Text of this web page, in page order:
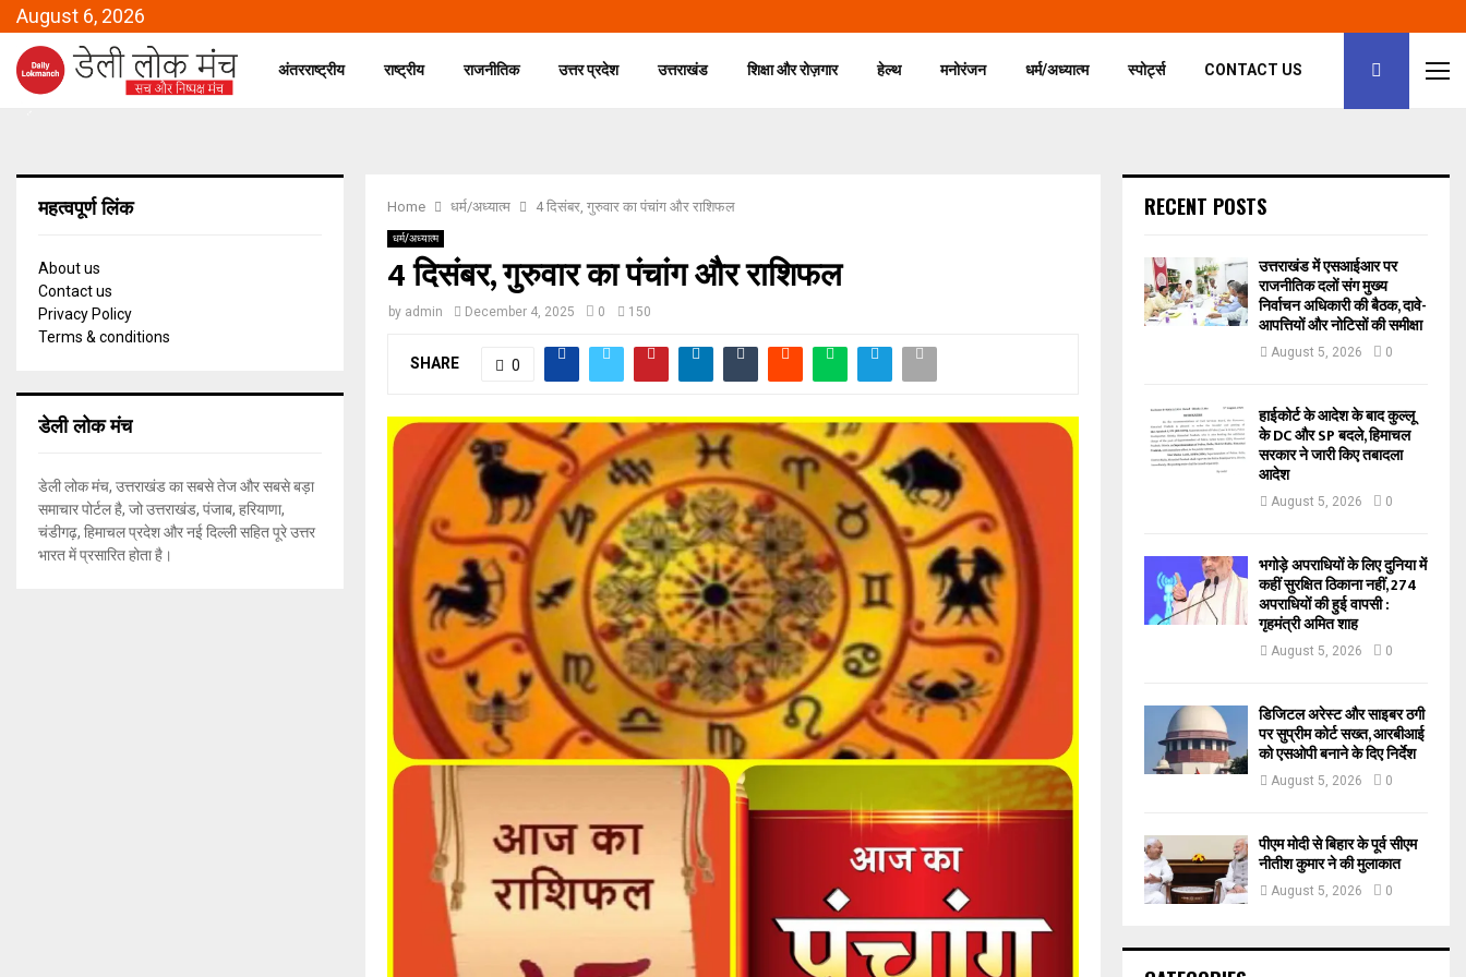
August 6, 2026
अंतरराष्ट्रीय राष्ट्रीय राजनीतिक उत्तर प्रदेश उत्तराखंड शिक्षा और रोज़गार हेल्थ मनोरंजन धर्म/अध्यात्म स्पोर्ट्स CONTACT US
Home धर्म/अध्यात्म 4 दिसंबर, गुरुवार का पंचांग और राशिफल
धर्म/अध्यात्म
4 दिसंबर, गुरुवार का पंचांग और राशिफल
by admin December 4, 2025 0 150
SHARE 0
महत्वपूर्ण लिंक
About us
Contact us
Privacy Policy
Terms & conditions
डेली लोक मंच
डेली लोक मंच, उत्तराखंड का सबसे तेज और सबसे बड़ा
समाचार पोर्टल है, जो उत्तराखंड, पंजाब, हरियाणा,
चंडीगढ़, हिमाचल प्रदेश और नई दिल्ली सहित पूरे उत्तर
भारत में प्रसारित होता है।
RECENT POSTS
उत्तराखंड में एसआईआर पर
राजनीतिक दलों संग मुख्य
निर्वाचन अधिकारी की बैठक, दावे-
आपत्तियों और नोटिसों की समीक्षा
August 5, 2026 0
हाईकोर्ट के आदेश के बाद कुल्लू
के DC और SP बदले, हिमाचल
सरकार ने जारी किए तबादला
आदेश
August 5, 2026 0
भगोड़े अपराधियों के लिए दुनिया में
कहीं सुरक्षित ठिकाना नहीं, 274
अपराधियों की हुई वापसी :
गृहमंत्री अमित शाह
August 5, 2026 0
डिजिटल अरेस्ट और साइबर ठगी
पर सुप्रीम कोर्ट सख्त, आरबीआई
को एसओपी बनाने के दिए निर्देश
August 5, 2026 0
पीएम मोदी से बिहार के पूर्व सीएम
नीतीश कुमार ने की मुलाकात
August 5, 2026 0